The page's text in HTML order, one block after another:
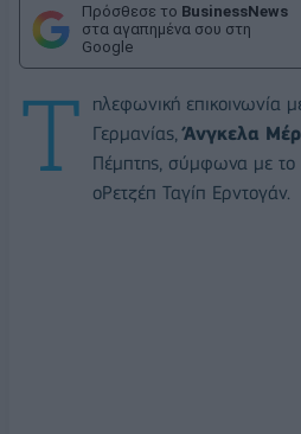
Πρόσθεσε το BusinessNews
στα αγαπημένα σου στη
Google
Τ
ηλεφωνική επικοινωνία
Γερμανίας,Άνγκελα
Πέμπτης, σύμφωνα με το
οΡετζέπ Ταγίπ Ερντογάν.